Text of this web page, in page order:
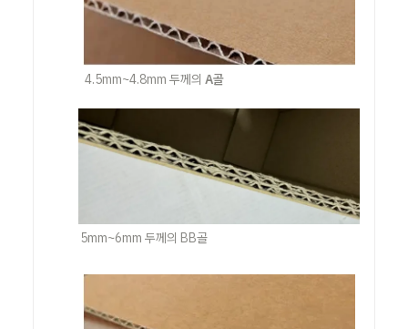
4.5mm~4.8mm 두께의 A골
5mm~6mm 두께의 BB골